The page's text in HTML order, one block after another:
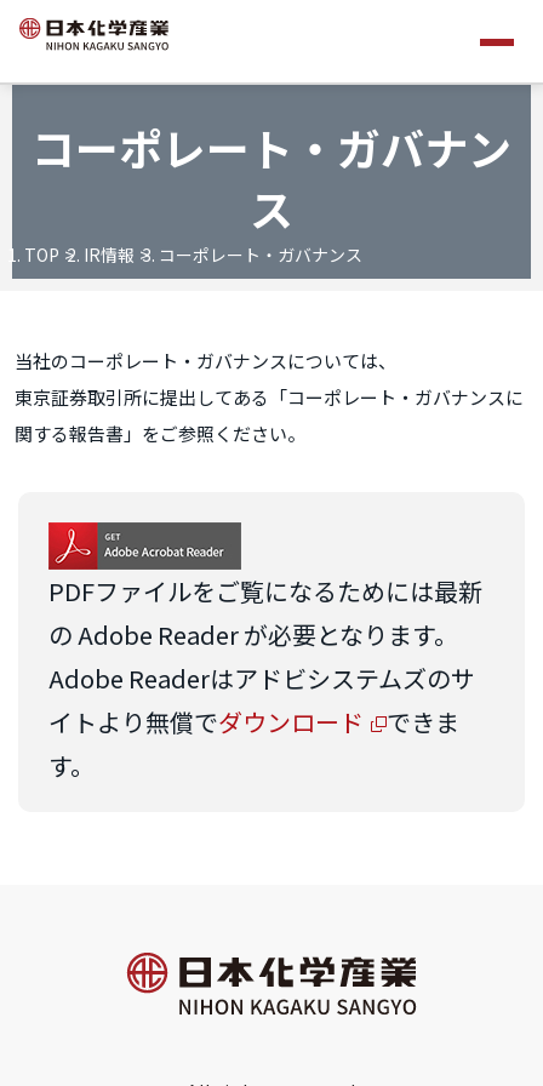
コーポレート・ガバナン
ス
TOP IR情報 コーポレート・ガバナンス
当社のコーポレート・ガバナンスについては、
東京証券取引所に提出してある「コーポレート・ガバナンスに
関する報告書」をご参照ください。
PDFファイルをご覧になるためには最新
の Adobe Reader が必要となります。
Adobe Readerはアドビシステムズのサ
イトより無償でダウンロード
できま
す。